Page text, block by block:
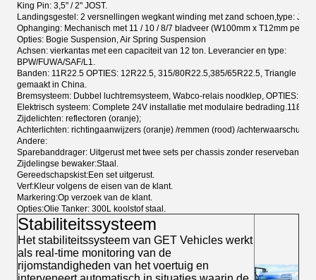
King Pin: 3,5" / 2" JOST.
Landingsgestel: 2 versnellingen wegkant winding met zand schoen,type:
Ophanging: Mechanisch met 11 / 10 / 8/7 bladveer (W100mm x T12mm per
Opties: Bogie Suspension, Air Spring Suspension
Achsen: vierkantas met een capaciteit van 12 ton. Leverancier en type:
BPW/FUWA/SAF/L1.
Banden: 11R22.5 OPTIES: 12R22.5, 315/80R22.5,385/65R22.5, Triangle
gemaakt in China.
Bremsysteem: Dubbel luchtremsysteem, Wabco-relais noodklep, OPTIES:
Elektrisch systeem: Complete 24V installatie met modulaire bedrading.1185.
Zijdelichten: reflectoren (oranje);
Achterlichten: richtingaanwijzers (oranje) /remmen (rood) /
Andere:
Sparebanddrager: Uitgerust met twee sets per chassis zonder reserveband.
Zijdelingse bewaker:Staal.
Gereedschapskist:Een set uitgerust.
Verf:Kleur volgens de eisen van de klant.
Markering:Op verzoek van de klant.
Opties:Olie Tanker: 300L koolstof staal.
Stabiliteitssysteem
Het stabiliteitssysteem van GET Vehicles werkt
als real-time monitoring van de
rijomstandigheden van het voertuig en